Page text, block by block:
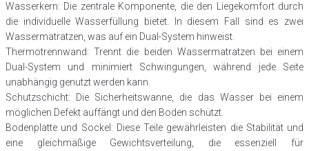
Wasserkern: Die zentrale Komponente, die den Liegekomfort durch
die individuelle Wasserfüllung bietet. In diesem Fall sind es zwei
Wassermatratzen, was auf ein Dual-System hinweist.
Thermotrennwand: Trennt die beiden Wassermatratzen bei einem
Dual-System und minimiert Schwingungen, während jede Seite
unabhängig genutzt werden kann.
Schutzschicht: Die Sicherheitswanne, die das Wasser bei einem
möglichen Defekt auffängt und den Boden schützt.
Bodenplatte und Sockel: Diese Teile gewährleisten die Stabilität und
eine gleichmäßige Gewichtsverteilung, die essenziell für